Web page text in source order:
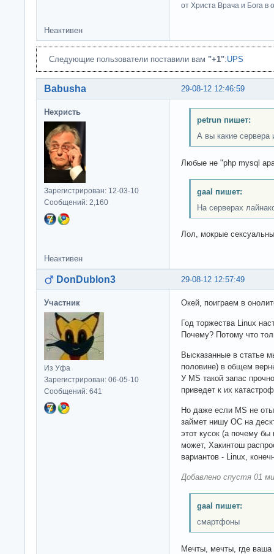
от Христа Врача и Бога в
Неактивен
Следующие пользователи поставили вам "+1":UPS
29-08-12 12:46:59
Babusha
Нехристь
Зарегистрирован: 12-03-10
Сообщений: 2,160
petrun пишет:
А вы какие сервера
Любые не "php mysql
gaal пишет:
На серверах
Лол, мокрые
Неактивен
29-08-12 12:57:49
DonDublon3
Участник
Из Уфа
Зарегистрирован: 06-05-10
Сообщений: 641
Окей, поиграем в
Год торжества Linux
Почему? Потому что
Высказанные в статье
половине) в общем
У MS такой запас
приведет к их
Но даже если MS не
займет нишу ОС на
этот кусок (а почему
может, Хакинтош
вариантов - Linux,
Добавлено спустя 01
gaal пишет:
смартфоны
Мечты, мечты, где ваша